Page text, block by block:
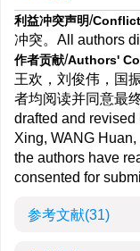
利益冲突声明/
冲突。All authors
作者贡献/Authors'
王欢，刘俊伟，国
者均阅读并同意最
drafted and
Xing, WANG Huan,
the authors have
consented for
参考文献(31)